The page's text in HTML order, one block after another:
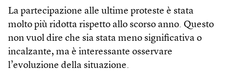
La partecipazione alle ultime proteste è stata
molto più ridotta rispetto allo scorso anno. Questo
non vuol dire che sia stata meno significativa o
incalzante, ma è interessante osservare
l’evoluzione della situazione.